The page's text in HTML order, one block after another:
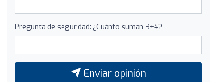
Pregunta de seguridad: ¿Cuánto suman 3+4?
Enviar opinión